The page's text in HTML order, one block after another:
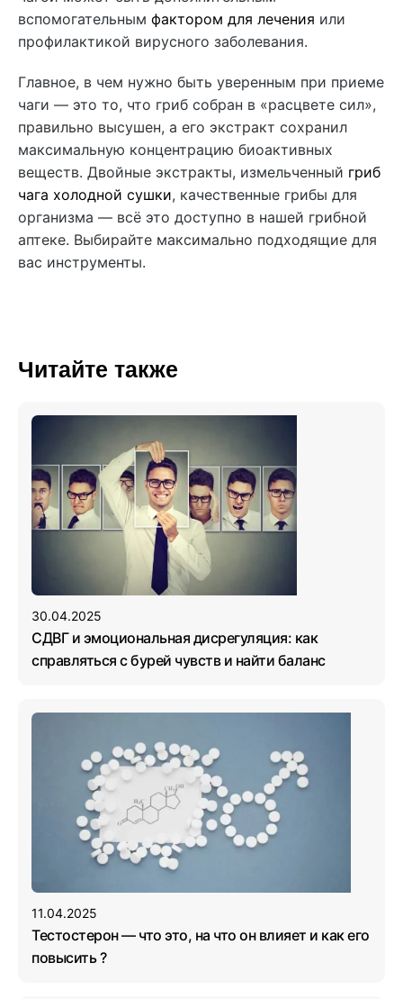
вспомогательным фактором для лечения или
профилактикой вирусного заболевания.
Главное, в чем нужно быть уверенным при приеме
чаги — это то, что гриб собран в «расцвете сил»,
правильно высушен, а его экстракт сохранил
максимальную концентрацию биоактивных
веществ. Двойные экстракты, измельченный гриб
чага холодной сушки, качественные грибы для
организма — всё это доступно в нашей грибной
аптеке. Выбирайте максимально подходящие для
вас инструменты.
Читайте также
30.04.2025
СДВГ и эмоциональная дисрегуляция: как
справляться с бурей чувств и найти баланс
11.04.2025
Тестостерон — что это, на что он влияет и как его
повысить ?